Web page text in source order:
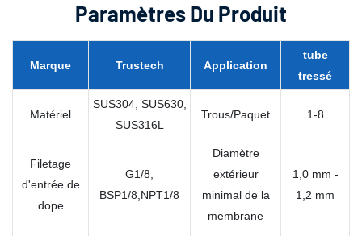
Paramètres Du Produit
Marque Trustech Application
tube
tressé
Matériel
SUS304, SUS630,
SUS316L
Trous/Paquet 1-8
Filetage
d'entrée de
dope
G1/8,
BSP1/8,NPT1/8
Diamètre
extérieur
minimal de la
membrane
1,0 mm -
1,2 mm